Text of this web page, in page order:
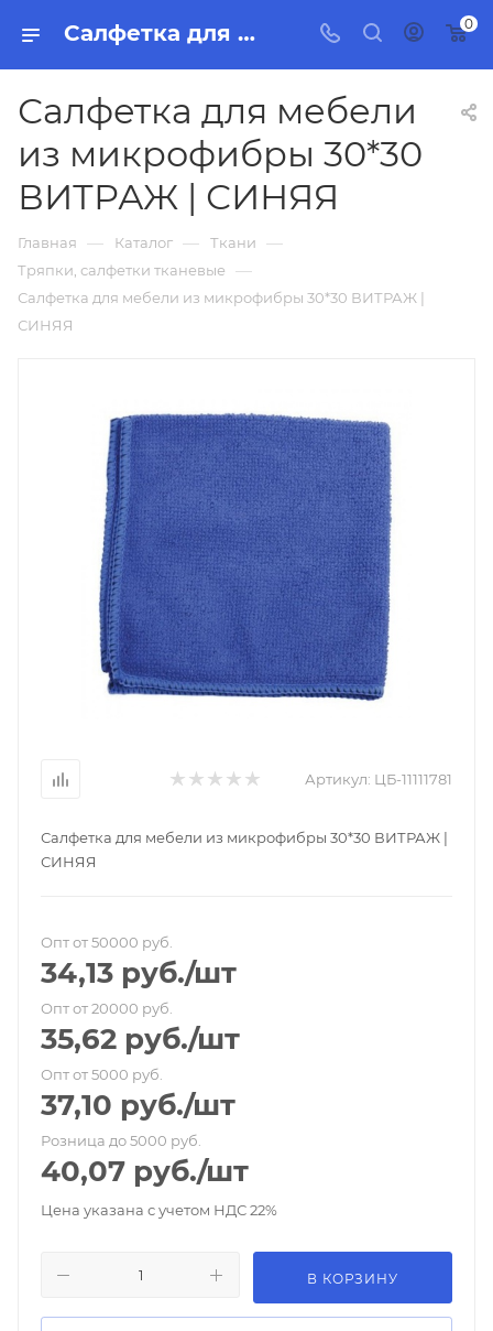
Салфетка для мебели из микрофибры 30*30 ВИТРАЖ | СИНЯЯ, бытовая химия, товары для уборки для дома и офиса. 0
Салфетка для мебели
из микрофибры 30*30
ВИТРАЖ | СИНЯЯ
Главная — Каталог — Ткани —
Тряпки, салфетки тканевые —
Салфетка для мебели из микрофибры 30*30 ВИТРАЖ |
СИНЯЯ
Артикул: ЦБ-11111781
Салфетка для мебели из микрофибры 30*30 ВИТРАЖ |
СИНЯЯ
Опт от 50000 руб.
34,13 руб./шт
Опт от 20000 руб.
35,62 руб./шт
Опт от 5000 руб.
37,10 руб./шт
Розница до 5000 руб.
40,07 руб./шт
Цена указана с учетом НДС 22%
В КОРЗИНУ